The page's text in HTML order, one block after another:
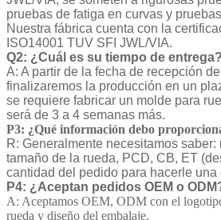
pruebas de fatiga en curvas y
Nuestra fábrica cuenta con la
ISO14001 TUV SFI JWL/VIA.
Q2: ¿Cuál es su tiempo de entrega?
A: A partir de la fecha de recepción
finalizaremos la producción en un
se requiere fabricar un molde para
será de 3 a 4 semanas más.
P3: ¿Qué información debo
R: Generalmente necesitamos
tamaño de la rueda, PCD, CB, ET
cantidad del pedido para hacerle una
P4: ¿Aceptan pedidos OEM o
A: Aceptamos OEM, ODM con el
rueda y diseño del embalaje.